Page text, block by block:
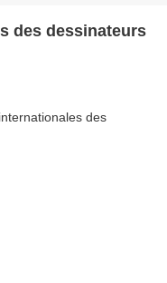
des dessinateurs